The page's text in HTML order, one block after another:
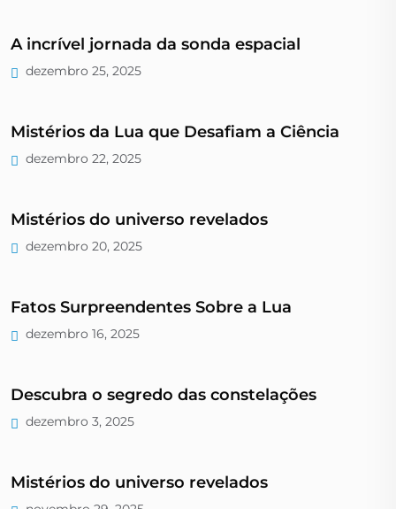
A incrível jornada da sonda espacial
dezembro 25, 2025
Mistérios da Lua que Desafiam a Ciência
dezembro 22, 2025
Mistérios do universo revelados
dezembro 20, 2025
Fatos Surpreendentes Sobre a Lua
dezembro 16, 2025
Descubra o segredo das constelações
dezembro 3, 2025
Mistérios do universo revelados